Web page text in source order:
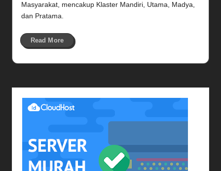
Masyarakat, mencakup Klaster Mandiri, Utama, Madya,
dan Pratama.
Read More